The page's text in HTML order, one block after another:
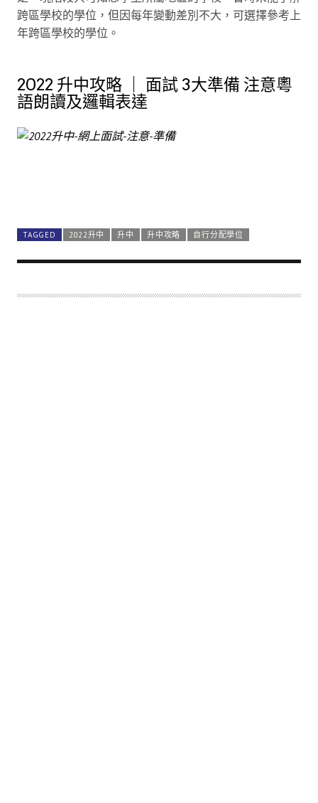
跨區學校的學位，但因每年變動差別不大，可選擇參考上
年跨區學校的學位。
2022 升中攻略 ｜ 面試 3大準備 注意粵
語朗讀及邏輯表達
TAGGED 2022升中 升中 升中攻略 自行分配學位